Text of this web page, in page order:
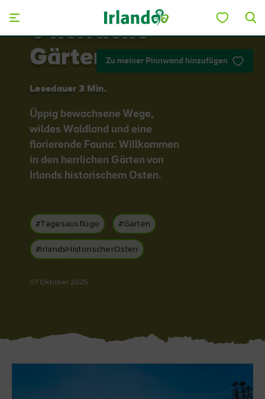
Der Blarney Stone im
Game of Thrones
Studiotour
Zu meiner Pinnwand hinzufügen
6 herrliche
Gärten
Lesedauer 3 Min.
Üppig bewachsene Wege,
wildes Waldland und eine
florierende Fauna: Willkommen
in den herrlichen Gärten von
Irlands historischem Osten.
#Tagesausflüge #Gärten
#IrlandsHistorischerOsten
07 Oktober 2025